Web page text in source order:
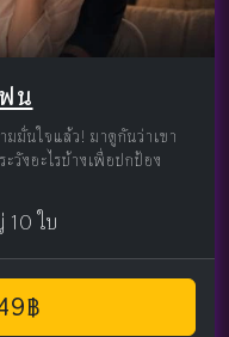
น
มั่นใจแล้ว! มาดูกันว่าเขา
วังอะไรบ้างเพื่อปกป้อง
10 ใบ
฿